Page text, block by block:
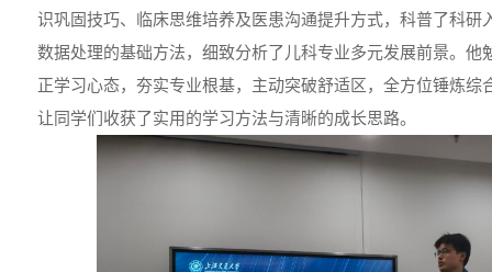
识巩固技巧、临床思维培养及医患沟通提升方式，科普了科研
数据处理的基础方法，细致分析了儿科专业多元发展前景。他
正学习心态，夯实专业根基，主动突破舒适区，全方位锤炼综
让同学们收获了实用的学习方法与清晰的成长思路。